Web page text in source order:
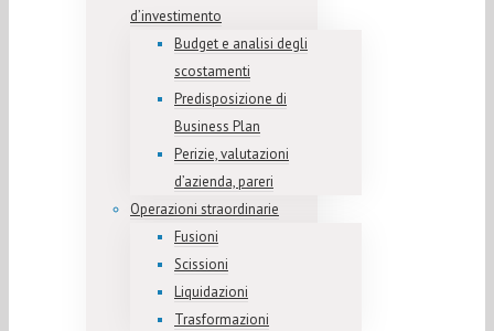
d’investimento
Budget e analisi degli
scostamenti
Predisposizione di
Business Plan
Perizie, valutazioni
d’azienda, pareri
Operazioni straordinarie
Fusioni
Scissioni
Liquidazioni
Trasformazioni